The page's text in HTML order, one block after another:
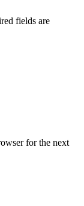
fields are
for the next